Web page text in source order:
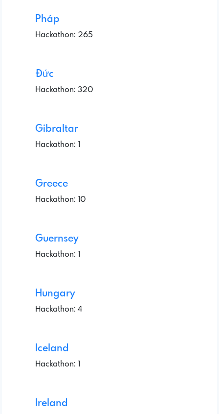
Pháp
Hackathon: 265
Đức
Hackathon: 320
Gibraltar
Hackathon: 1
Greece
Hackathon: 10
Guernsey
Hackathon: 1
Hungary
Hackathon: 4
Iceland
Hackathon: 1
Ireland